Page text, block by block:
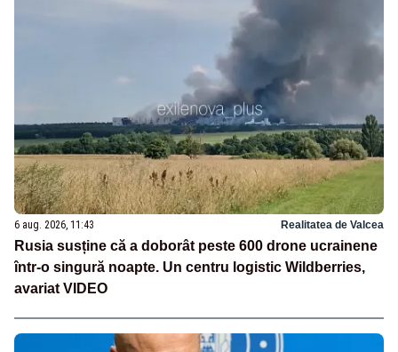
6 aug. 2026, 11:43 Realitatea de Valcea
Rusia susține că a doborât peste 600 drone ucrainene
într-o singură noapte. Un centru logistic Wildberries,
avariat VIDEO